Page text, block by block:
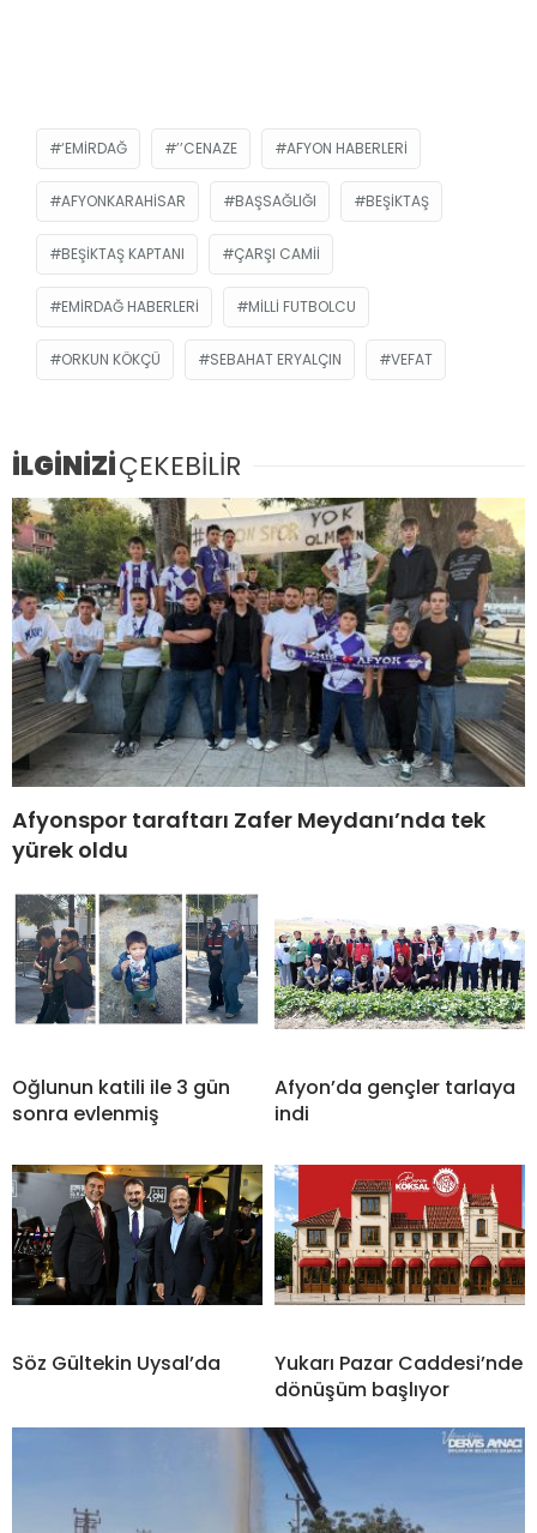
‘EMIRDAĞ ’’CENAZE AFYON HABERLERI
AFYONKARAHISAR BAŞSAĞLIĞI BEŞIKTAŞ
BEŞIKTAŞ KAPTANI ÇARŞI CAMII
EMIRDAĞ HABERLERI MILLI FUTBOLCU
ORKUN KÖKÇÜ SEBAHAT ERYALÇIN VEFAT
İLGİNİZİÇEKEBİLİR
Afyonspor taraftarı Zafer Meydanı’nda tek
yürek oldu
Oğlunun katili ile 3 gün
sonra evlenmiş
Afyon’da gençler tarlaya
indi
Söz Gültekin Uysal’da
Yukarı Pazar Caddesi’nde
dönüşüm başlıyor